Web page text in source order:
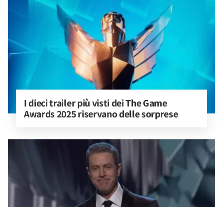
I dieci trailer più visti dei The Game
Awards 2025 riservano delle sorprese